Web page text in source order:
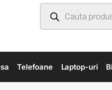
Telefoane Laptop-uri